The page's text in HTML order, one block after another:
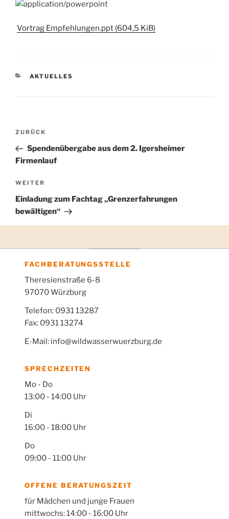
Vortrag Empfehlungen.ppt (604,5 KiB)
KATEGORIEN
AKTUELLES
Beitragsnavigation
Vorheriger
Beitrag
ZURÜCK
Spendenübergabe aus dem 2. Igersheimer
Firmenlauf
Nächster
Beitrag
WEITER
Einladung zum Fachtag „Grenzerfahrungen
bewältigen“
FACHBERATUNGSSTELLE
Theresienstraße 6-8
97070 Würzburg
Telefon: 0931 13287
Fax: 0931 13274
E-Mail: info@wildwasserwuerzburg.de
SPRECHZEITEN
Mo - Do
13:00 - 14:00 Uhr
Di
16:00 - 18:00 Uhr
Do
09:00 - 11:00 Uhr
OFFENE BERATUNGSZEIT
für Mädchen und junge Frauen
mittwochs: 14:00 - 16:00 Uhr